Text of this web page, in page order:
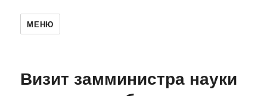
МЕНЮ
Визит замминистра науки